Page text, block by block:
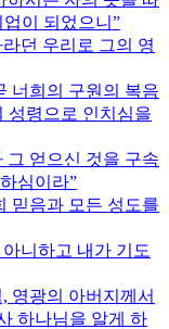
이 되었으니
던 우리로 그의 영
너희의 구원의 복음
성령으로 인치심을
그 얻으신 것을 구속
심이라
믿음과 모든 성도를
니하고 내가 기도
영광의 아버지께서
하나님을 알게 하